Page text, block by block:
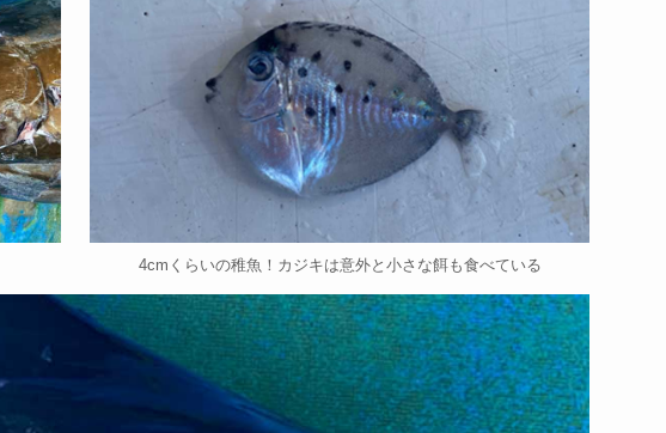
4cmくらいの稚魚！カジキは意外と小さな餌も食べている